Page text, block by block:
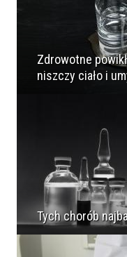
Zdrowotne
niszczy ciało i
Tych chorób